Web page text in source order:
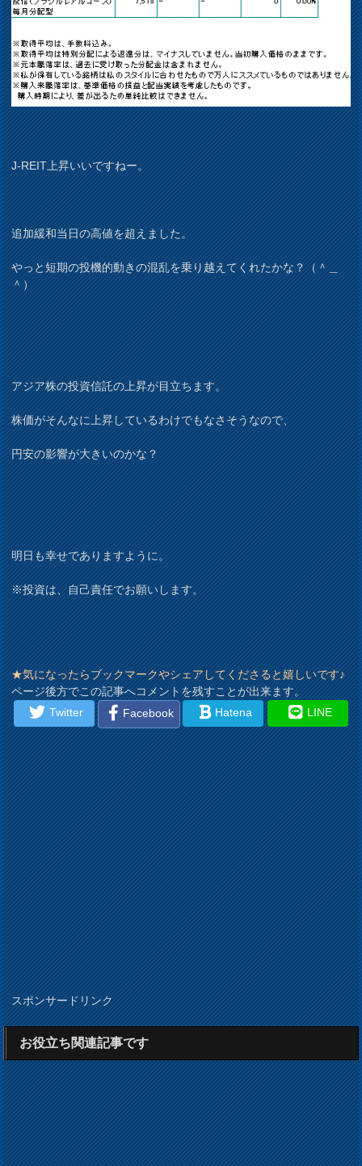
J-REIT上昇いいですねー。
追加緩和当日の高値を超えました。
やっと短期の投機的動きの混乱を乗り越えてくれたかな？（＾＿
＾）
アジア株の投資信託の上昇が目立ちます。
株価がそんなに上昇しているわけでもなさそうなので、
円安の影響が大きいのかな？
明日も幸せでありますように。
※投資は、自己責任でお願いします。
★気になったらブックマークやシェアしてくださると嬉しいです♪
ページ後方でこの記事へコメントを残すことが出来ます。
Twitter
Facebook Hatena LINE
スポンサードリンク
お役立ち関連記事です